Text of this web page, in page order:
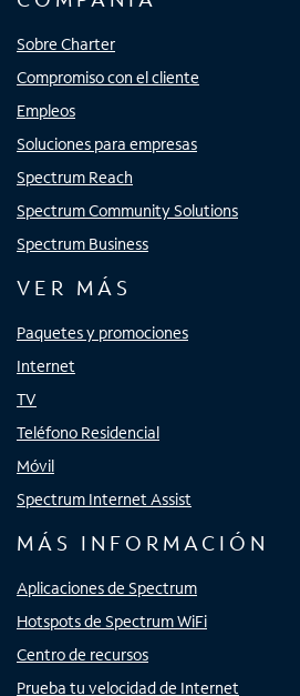
Sobre Charter
Compromiso con el cliente
Empleos
Soluciones para empresas
Spectrum Reach
Spectrum Community Solutions
Spectrum Business
VER MÁS
Paquetes y promociones
Internet
TV
Teléfono Residencial
Móvil
Spectrum Internet Assist
MÁS INFORMACIÓN
Aplicaciones de Spectrum
Hotspots de Spectrum WiFi
Centro de recursos
Prueba tu velocidad de Internet